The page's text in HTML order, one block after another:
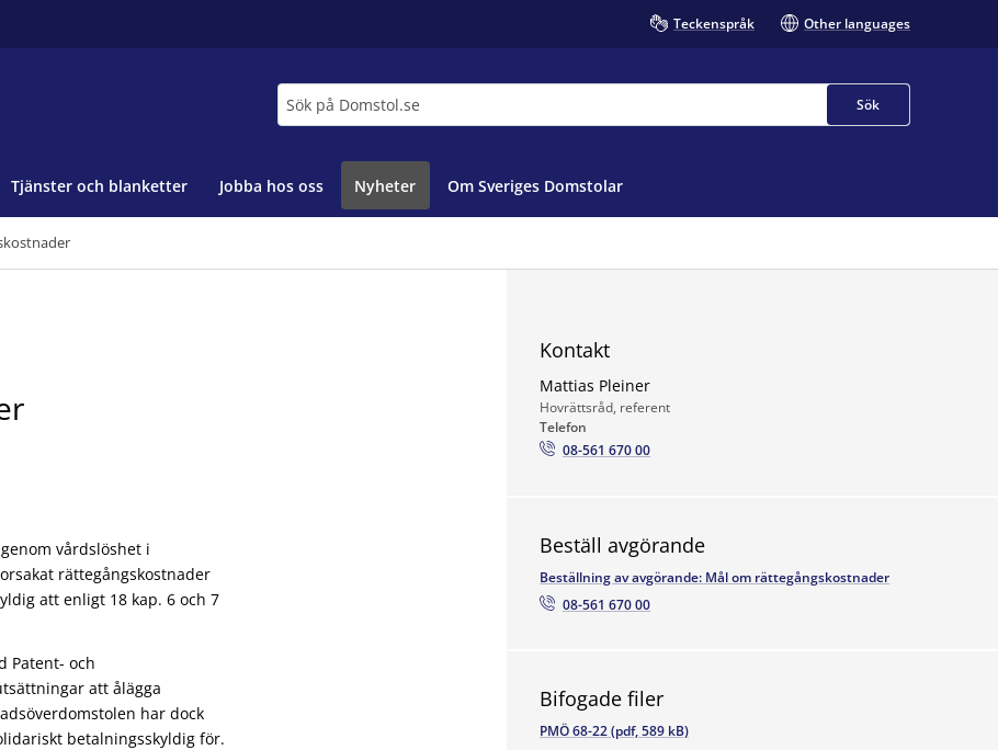
Teckenspråk Other languages
Sök
Tjänster och blanketter Jobba hos oss Nyheter Om Sveriges Domstolar
vårdslöshet i
rättegångskostnader
att enligt 18 kap. 6 och 7
Patent- och
att ålägga
har dock
betalningsskyldig för.
Kontakt
Mattias Pleiner
Hovrättsråd, referent
Telefon
08-561 670 00
Beställ avgörande
Beställning av avgörande: Mål om rättegångskostnader
08-561 670 00
Bifogade filer
PMÖ 68-22 (pdf, 589 kB)